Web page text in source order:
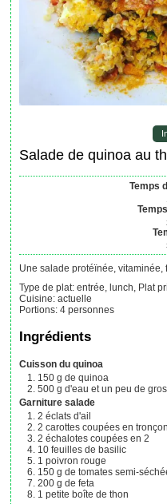
Salade de quinoa au
Temps
Une salade protéïnée,
Type de plat: entrée, lunch, Plat
Cuisine: actuelle
Portions:4 personnes
Ingrédients
Cuisson du quinoa
150 g de quinoa
500 g d'eau et un peu de gros
Garniture salade
2 éclats d'ail
2 carottes coupées en
2 échalotes coupées en 2
10 feuillesde basilic
1 poivron rouge
150 g de tomates semi-
200 g de feta
1 petite boîte de thon